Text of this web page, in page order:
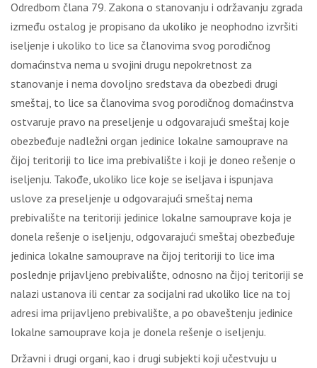
Odredbom člana 79. Zakona o stanovanju i održavanju zgrada
između ostalog je propisano da ukoliko je neophodno izvršiti
iseljenje i ukoliko to lice sa članovima svog porodičnog
domaćinstva nema u svojini drugu nepokretnost za
stanovanje i nema dovoljno sredstava da obezbedi drugi
smeštaj, to lice sa članovima svog porodičnog domaćinstva
ostvaruje pravo na preseljenje u odgovarajući smeštaj koje
obezbeđuje nadležni organ jedinice lokalne samouprave na
čijoj teritoriji to lice ima prebivalište i koji je doneo rešenje o
iseljenju. Takođe, ukoliko lice koje se iseljava i ispunjava
uslove za preseljenje u odgovarajući smeštaj nema
prebivalište na teritoriji jedinice lokalne samouprave koja je
donela rešenje o iseljenju, odgovarajući smeštaj obezbeđuje
jedinica lokalne samouprave na čijoj teritoriji to lice ima
poslednje prijavljeno prebivalište, odnosno na čijoj teritoriji se
nalazi ustanova ili centar za socijalni rad ukoliko lice na toj
adresi ima prijavljeno prebivalište, a po obaveštenju jedinice
lokalne samouprave koja je donela rešenje o iseljenju.
Državni i drugi organi, kao i drugi subjekti koji učestvuju u